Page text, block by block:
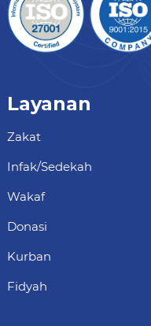
Layanan
Zakat
Infak/Sedekah
Wakaf
Donasi
Kurban
Fidyah